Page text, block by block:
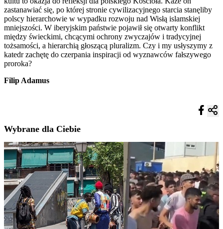
zastanawiać się, po której stronie cywilizacyjnego starcia stanęliby
polscy hierarchowie w wypadku rozwoju nad Wisłą islamskiej
mniejszości. W iberyjskim państwie pojawił się otwarty konflikt
między świeckimi, chcącymi ochrony zwyczajów i tradycyjnej
tożsamości, a hierarchią głoszącą pluralizm. Czy i my usłyszymy z
katedr zachętę do czerpania inspiracji od wyznawców fałszywego
proroka?
Filip Adamus
Wybrane dla Ciebie